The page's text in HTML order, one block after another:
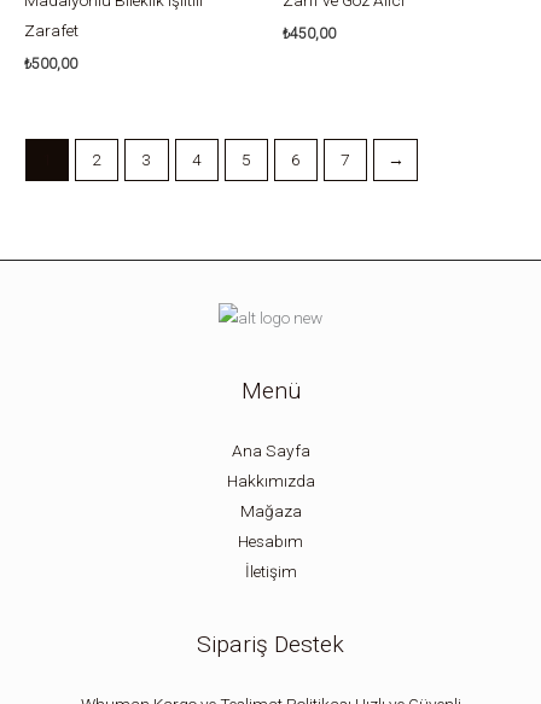
Zarafet
₺500,00
₺450,00
2 3 4 5 6 7 →
Menü
Ana Sayfa
Hakkımızda
Mağaza
Hesabım
İletişim
Sipariş Destek